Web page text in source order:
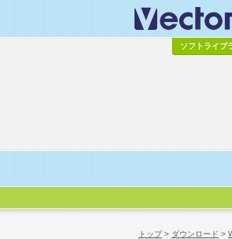
トップ> ダウンロード >
ソフトライブ